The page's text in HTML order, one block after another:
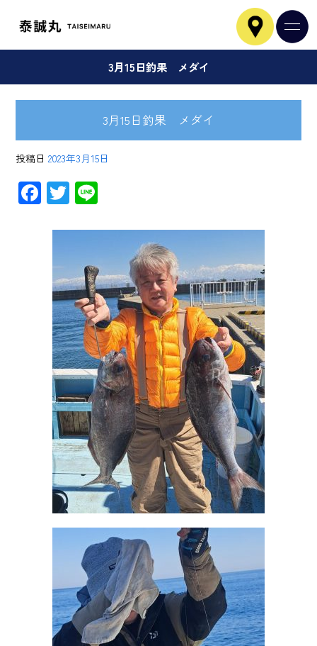
3月15日釣果 メダイ
3月15日釣果 メダイ
投稿日 2023年3月15日
F
e
b
o
ok
T
tt
er